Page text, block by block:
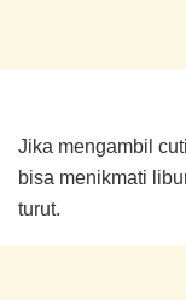
Jika mengambil
bisa menikmati
turut.